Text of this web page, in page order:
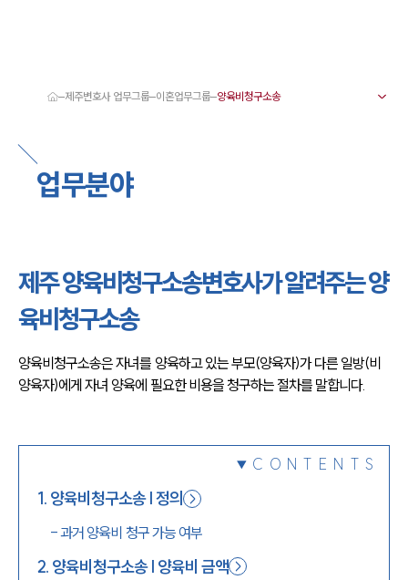
서울·제주변호사
제주형사전문변호사
제주이혼전문변호사
제주학교폭력변호사
제주변호사 주요 업무사례
제주 분사무소 오시는 길
제주변호사상담 상담접수
채용정보
1800-7905
제주변호사 업무그룹 이혼업무그룹
업무분야
제주 양육비청구소송변호사가 알려주는 양
육비청구소송
양육비청구소송은 자녀를 양육하고 있는 부모(양육자)가 다른 일방(비
양육자)에게 자녀 양육에 필요한 비용을 청구하는 절차를 말합니다.
CONTENTS
1. 양육비청구소송 | 정의
-과거 양육비 청구 가능 여부
2. 양육비청구소송 | 양육비 금액